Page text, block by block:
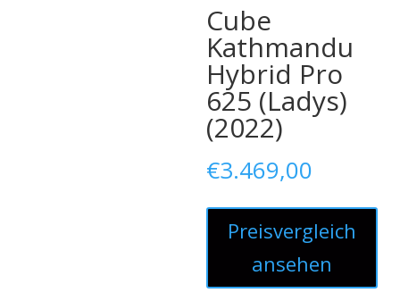
Cube
Kathmandu
Hybrid Pro
625 (Ladys)
(2022)
€3.469,00
Preisvergleich
ansehen